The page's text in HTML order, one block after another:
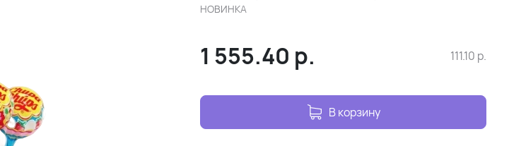
НОВИНКА
1 555.40 р. 111.10 р.
В корзину